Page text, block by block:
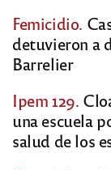
Femicidio.
detuvieron a
Barrelier
Ipem 129.
una escuela
salud de los